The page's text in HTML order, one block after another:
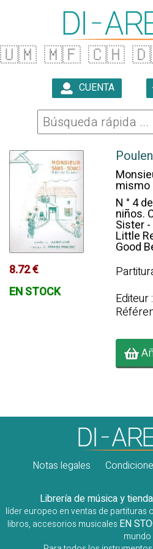
🇺🇲 🇲🇫 🇨🇭
CUENTA
8.72 €
EN STOCK
mismo
N ° 4
niños.
Sister
Little
Good
Editeur
Notas legales
Librería de música y
líder europeo en ventas de partituras
libros, accesorios musicales EN
mundo